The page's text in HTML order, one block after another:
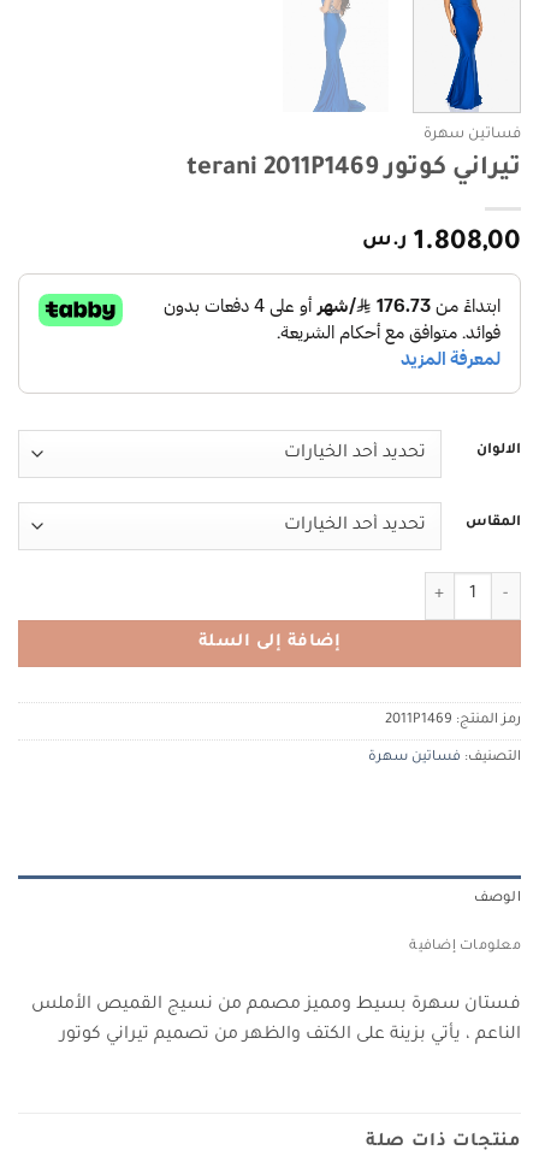
فساتين سهرة
تيراني كوتور terani 2011P1469
1.808,00 ر.س
الالوان
المقاس
كمية تيراني كوتور terani 2011P1469
إضافة إلى السلة
رمز المنتج: 2011P1469
التصنيف: فساتين سهرة
الوصف
معلومات إضافية
فستان سهرة بسيط ومميز مصمم من نسيج القميص الأملس
الناعم ، يأتي بزينة على الكتف والظهر من تصميم تيراني كوتور
منتجات ذات صلة